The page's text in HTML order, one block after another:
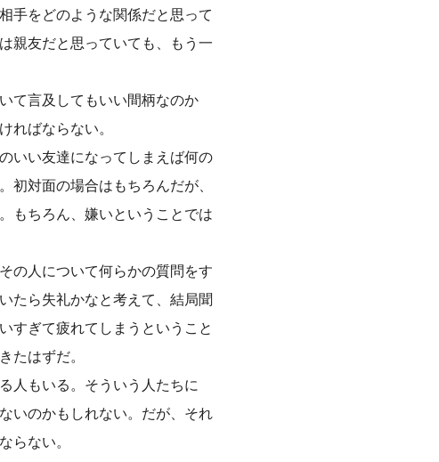
手をどのような関係だと思って
親友だと思っていても、もう一
て言及してもいい間柄なのか
ればならない。
いい友達になってしまえば何の
初対面の場合はもちろんだが、
もちろん、嫌いということでは
の人について何らかの質問をす
たら失礼かなと考えて、結局聞
すぎて疲れてしまうということ
たはずだ。
人もいる。そういう人たちに
いのかもしれない。だが、それ
らない。